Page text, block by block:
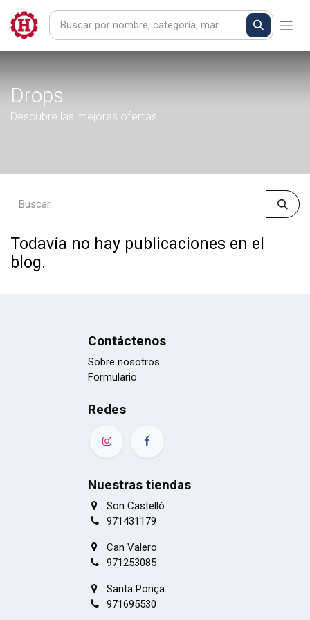
Drops
Descubre las mejores ofertas
Todavía no hay publicaciones en el
blog.
Contáctenos
Sobre nosotros
Formulario
Redes
Nuestras tiendas
Son Castelló
971431179
Can Valero
971253085
Santa Ponça
971695530